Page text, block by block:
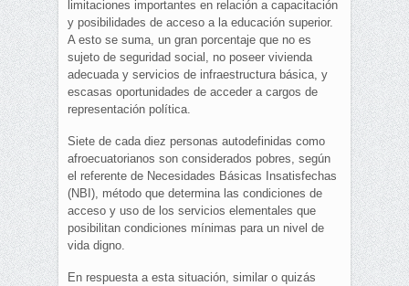
limitaciones importantes en relación a capacitación
y posibilidades de acceso a la educación superior.
A esto se suma, un gran porcentaje que no es
sujeto de seguridad social, no poseer vivienda
adecuada y servicios de infraestructura básica, y
escasas oportunidades de acceder a cargos de
representación política.
Siete de cada diez personas autodefinidas como
afroecuatorianos son considerados pobres, según
el referente de Necesidades Básicas Insatisfechas
(NBI), método que determina las condiciones de
acceso y uso de los servicios elementales que
posibilitan condiciones mínimas para un nivel de
vida digno.
En respuesta a esta situación, similar o quizás